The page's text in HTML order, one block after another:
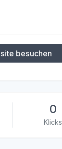
besuchen
0
Klicks